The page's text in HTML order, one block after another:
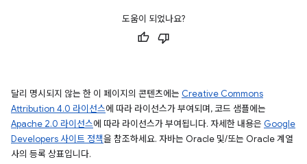
도움이 되었나요?
달리 명시되지 않는 한 이 페이지의 콘텐츠에는 Creative Commons
Attribution 4.0 라이선스에 따라 라이선스가 부여되며, 코드 샘플에는
Apache 2.0 라이선스에 따라 라이선스가 부여됩니다. 자세한 내용은 Google
Developers 사이트 정책을 참조하세요. 자바는 Oracle 및/또는 Oracle 계열
사의 등록 상표입니다.